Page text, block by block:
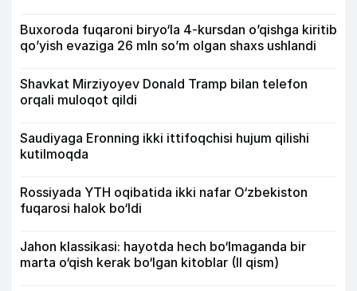
Buxoroda fuqaroni biryo‘la 4-kursdan o’qishga kiritib
qo’yish evaziga 26 mln so’m olgan shaxs ushlandi
Shavkat Mirziyoyev Donald Tramp bilan telefon
orqali muloqot qildi
Saudiyaga Eronning ikki ittifoqchisi hujum qilishi
kutilmoqda
Rossiyada YTH oqibatida ikki nafar O‘zbekiston
fuqarosi halok bo‘ldi
Jahon klassikasi: hayotda hech bo‘lmaganda bir
marta o‘qish kerak bo‘lgan kitoblar (II qism)